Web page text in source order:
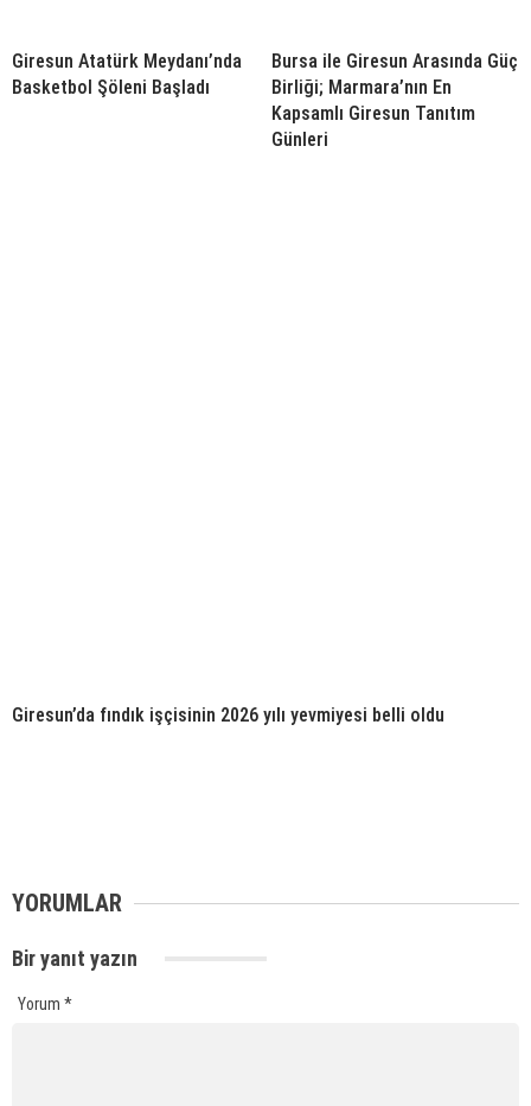
Giresun Atatürk Meydanı’nda
Basketbol Şöleni Başladı
Bursa ile Giresun Arasında Güç
Birliği; Marmara’nın En
Kapsamlı Giresun Tanıtım
Günleri
Giresun’da fındık işçisinin 2026 yılı yevmiyesi belli oldu
YORUMLAR
Bir yanıt yazın
Yorum *